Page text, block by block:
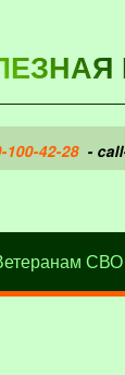
100-42-28-
СВО